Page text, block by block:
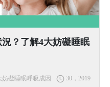
？了解4大妨礙睡眠
礙睡眠呼吸成因 30，2019